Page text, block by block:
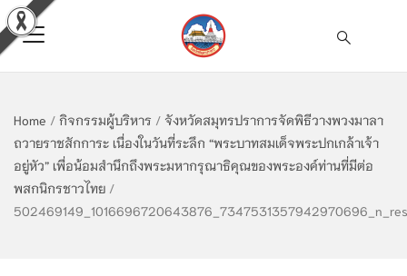
Home / กิจกรรมผู้บริหาร / จังหวัดสมุทรปราการจัดพิธีวางพวงมาลา
ถวายราชสักการะ เนื่องในวันที่ระลึก “พระบาทสมเด็จพระปกเกล้าเจ้า
อยู่หัว” เพื่อน้อมสำนึกถึงพระมหากรุณาธิคุณของพระองค์ท่านที่มีต่อ
พสกนิกรชาวไทย /